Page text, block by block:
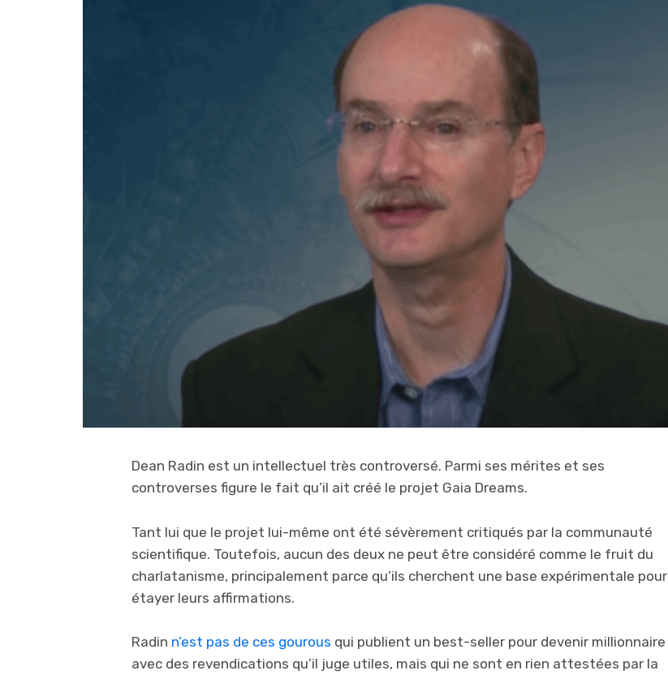
Dean Radin est un intellectuel très controversé. Parmi ses mérites et ses
controverses figure le fait qu’il ait créé le projet Gaia Dreams.
Tant lui que le projet lui-même ont été sévèrement critiqués par la communauté
scientifique. Toutefois, aucun des deux ne peut être considéré comme le fruit du
charlatanisme, principalement parce qu’ils cherchent une base expérimentale pour
étayer leurs affirmations.
Radin n’est pas de ces gourous qui publient un best-seller pour devenir millionnaire
avec des revendications qu’il juge utiles, mais qui ne sont en rien attestées par la